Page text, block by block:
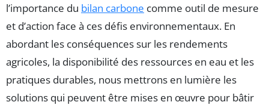
l’importance du bilan carbone comme outil de mesure
et d’action face à ces défis environnementaux. En
abordant les conséquences sur les rendements
agricoles, la disponibilité des ressources en eau et les
pratiques durables, nous mettrons en lumière les
solutions qui peuvent être mises en œuvre pour bâtir